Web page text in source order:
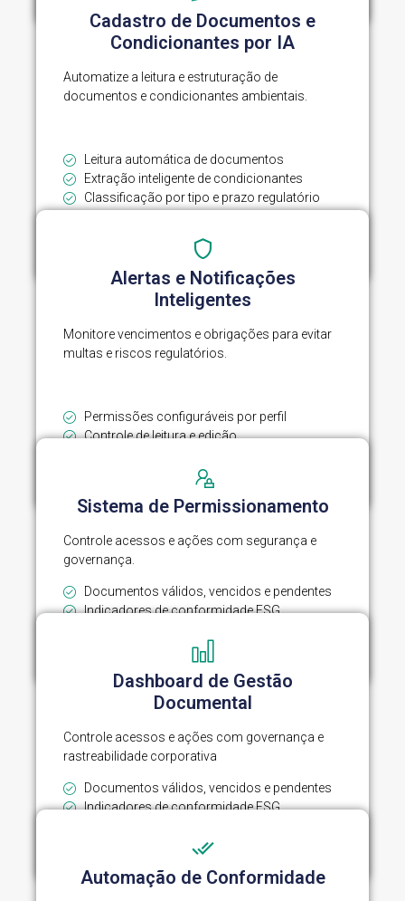
Cadastro de Documentos e
Condicionantes por IA
Automatize a leitura e estruturação de
documentos e condicionantes ambientais.
Leitura automática de documentos
Extração inteligente de condicionantes
Classificação por tipo e prazo regulatório
Alertas e Notificações
Inteligentes
Monitore vencimentos e obrigações para evitar
multas e riscos regulatórios.
Permissões configuráveis por perfil
Controle de leitura e edição
Logs completos para auditoria
Sistema de Permissionamento
Controle acessos e ações com segurança e
governança.
Documentos válidos, vencidos e pendentes
Indicadores de conformidade ESG
Atualização automática em tempo real
Dashboard de Gestão
Documental
Controle acessos e ações com governança e
rastreabilidade corporativa
Documentos válidos, vencidos e pendentes
Indicadores de conformidade ESG
Atualização automática em tempo real
Automação de Conformidade